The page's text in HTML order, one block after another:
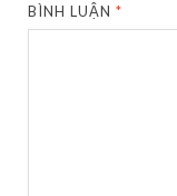
BÌNH LUẬN*